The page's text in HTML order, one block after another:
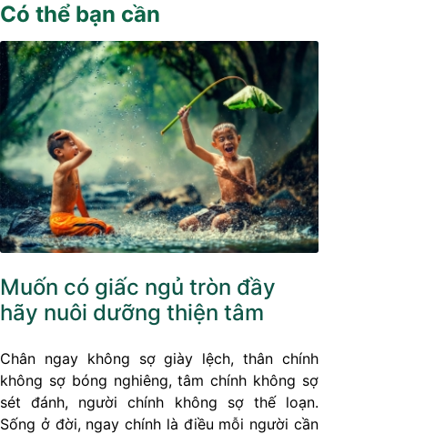
Có thể bạn cần
Muốn có giấc ngủ tròn đầy
hãy nuôi dưỡng thiện tâm
Chân ngay không sợ giày lệch, thân chính
không sợ bóng nghiêng, tâm chính không sợ
sét đánh, người chính không sợ thế loạn.
Sống ở đời, ngay chính là điều mỗi người cần